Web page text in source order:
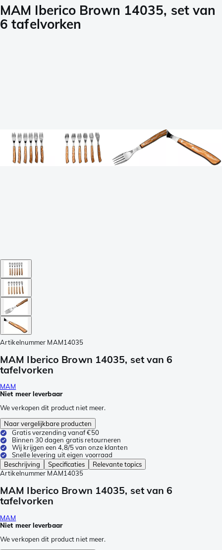
MAM Iberico Brown 14035, set van
6 tafelvorken
Artikelnummer MAM14035
MAM Iberico Brown 14035, set van 6
tafelvorken
MAM
Niet meer leverbaar
We verkopen dit product niet meer.
Naar vergelijkbare producten
Gratis verzending vanaf €50
Binnen 30 dagen gratis retourneren
Wij krijgen een 4,8/5 van onze klanten
Snelle levering uit eigen voorraad
Beschrijving
Specificaties
Relevante topics
Artikelnummer MAM14035
MAM Iberico Brown 14035, set van 6
tafelvorken
MAM
Niet meer leverbaar
We verkopen dit product niet meer.